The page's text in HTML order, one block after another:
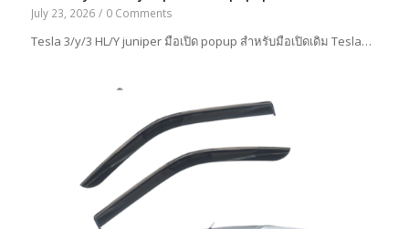
July 23, 2026 / 0 Comments
Tesla 3/y/3 HL/Y juniper มือเปิด popup สำหรับมือเปิดเดิม Tesla…